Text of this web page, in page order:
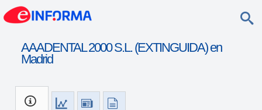
AAADENTAL 2000 S.L. (EXTINGUIDA) en
Madrid